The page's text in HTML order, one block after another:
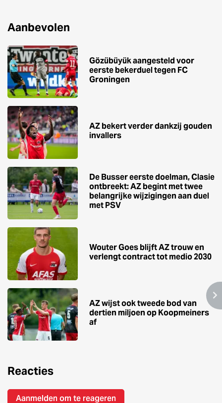
Aanbevolen
Gözübüyük aangesteld voor
eerste bekerduel tegen FC
Groningen
AZ bekert verder dankzij gouden
invallers
De Busser eerste doelman, Clasie
ontbreekt: AZ begint met twee
belangrijke wijzigingen aan duel
met PSV
Wouter Goes blijft AZ trouw en
verlengt contract tot medio 2030
AZ wijst ook tweede bod van
dertien miljoen op Koopmeiners
af
Reacties
Aanmelden om te reageren